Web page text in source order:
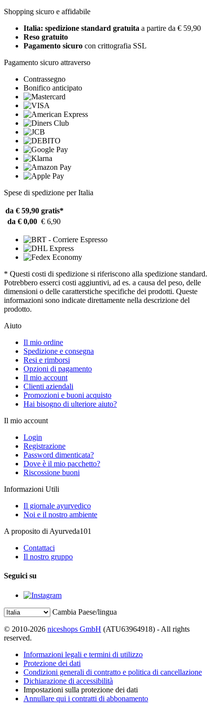
Shopping sicuro e affidabile
Italia: spedizione standard gratuita a partire da € 59,90
Reso gratuito
Pagamento sicuro con crittografia SSL
Pagamento sicuro attraverso
Contrassegno
Bonifico anticipato
Spese di spedizione per Italia
da € 59,90 gratis*
da € 0,00 € 6,90
* Questi costi di spedizione si riferiscono alla spedizione standard.
Potrebbero esserci costi aggiuntivi, ad es. a causa del peso, delle
dimensioni o delle caratterstiche specifiche dei prodotti. Queste
informazioni sono indicate direttamente nella descrizione del
prodotto.
Aiuto
Il mio ordine
Spedizione e consegna
Resi e rimborsi
Opzioni di pagamento
Il mio account
Clienti aziendali
Promozioni e buoni acquisto
Hai bisogno di ulteriore aiuto?
Il mio account
Login
Registrazione
Password dimenticata?
Dove è il mio pacchetto?
Riscossione buoni
Informazioni Utili
Il giornale ayurvedico
Noi e il nostro ambiente
A proposito di Ayurveda101
Contattaci
Il nostro gruppo
Seguici su
Cambia Paese/lingua
© 2010-2026 niceshops GmbH (ATU63964918) - All rights
reserved.
Informazioni legali e termini di utilizzo
Protezione dei dati
Condizioni generali di contratto e politica di cancellazione
Dichiarazione di accessibilità
Impostazioni sulla protezione dei dati
Annullare qui i contratti di abbonamento